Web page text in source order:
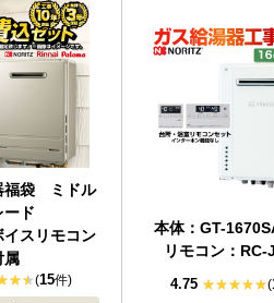
福袋 ミドル
ード
イスリモコン
属
(15件)
本体：GT-
リモコン：RC-
4.75 (